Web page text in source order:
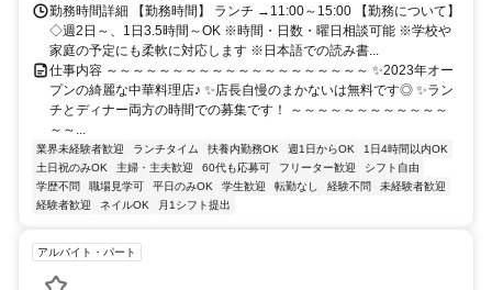
勤務時間詳細 【勤務時間】 ランチ →11:00～15:00 【勤務について】
◇週2日～、1日3.5時間～OK ※時間・日数・曜日相談可能 ※学校や
家庭の予定にも柔軟に対応します ※日本語での読み書...
仕事内容 ～～～～～～～～～～～～～～～～～～～～ ✨2023年オー
プンの綺麗な中華料理店♪ ✨店長自慢のまかないは無料です◎ ✨ラン
チとディナー両方の時間での募集です！ ～～～～～～～～～～～～
～～...
業界未経験者歓迎 ランチタイム 扶養内勤務OK 週1日からOK
1日4時間以内OK
土日祝のみOK
主婦・主夫歓迎 60代も応募可 フリーター歓迎
シフト自由
学歴不問
職場見学可 平日のみOK 学生歓迎 転勤なし 経験不問
未経験者歓迎
経験者歓迎
ネイルOK 月1シフト提出
アルバイト・パート